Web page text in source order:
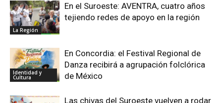
La Región
En el Suroeste: AVENTRA, cuatro años
tejiendo redes de apoyo en la región
Identidad y
Cultura
En Concordia: el Festival Regional de
Danza recibirá a agrupación folclórica
de México
Las chivas del Suroeste vuelven a rodar